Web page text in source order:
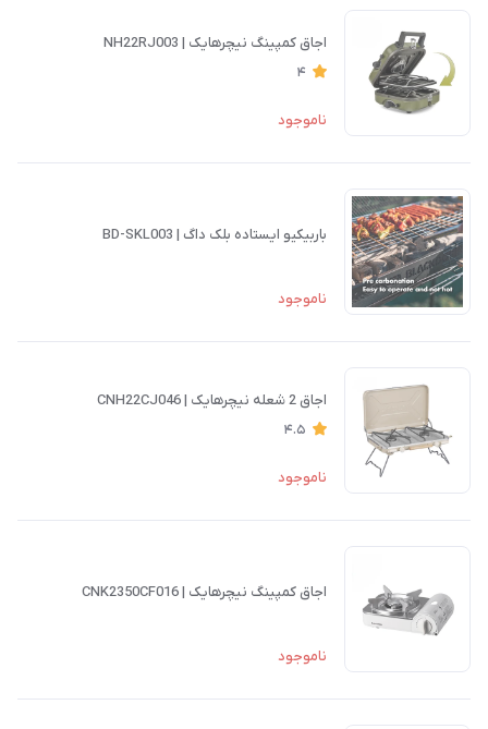
اجاق کمپینگ نیچرهایک | NH22RJ003
4
ناموجود
باربیکیو ایستاده بلک داگ | BD-SKL003
ناموجود
اجاق 2 شعله نیچرهایک | CNH22CJ046
4.5
ناموجود
اجاق کمپینگ نیچرهایک | CNK2350CF016
ناموجود